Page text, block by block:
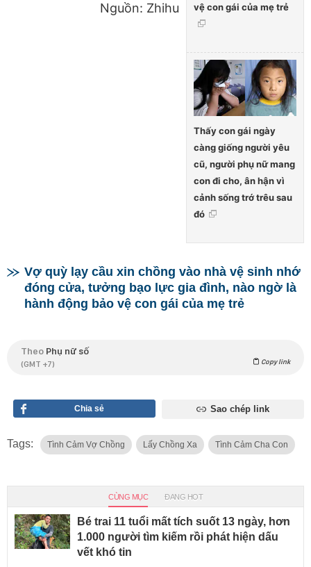
vệ con gái của mẹ trẻ
Thấy con gái ngày
càng giống người yêu
cũ, người phụ nữ mang
con đi cho, ân hận vì
cảnh sống trớ trêu sau
đó
Nguồn: Zhihu
Vợ quỳ lạy cầu xin chồng vào nhà vệ sinh nhớ
đóng cửa, tưởng bạo lực gia đình, nào ngờ là
hành động bảo vệ con gái của mẹ trẻ
Theo Phụ nữ số
(GMT +7) Copy link
Chia sẻ Sao chép link
Tags: Tình Cảm Vợ Chồng Lấy Chồng Xa Tình Cảm Cha Con
CÙNG MỤC ĐANG HOT
Bé trai 11 tuổi mất tích suốt 13 ngày, hơn
1.000 người tìm kiếm rồi phát hiện dấu
vết khó tin